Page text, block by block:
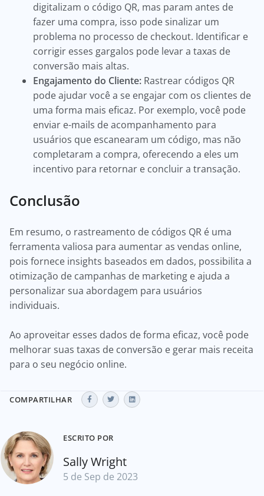
digitalizam o código QR, mas param antes de
fazer uma compra, isso pode sinalizar um
problema no processo de checkout. Identificar e
corrigir esses gargalos pode levar a taxas de
conversão mais altas.
Engajamento do Cliente: Rastrear códigos QR
pode ajudar você a se engajar com os clientes de
uma forma mais eficaz. Por exemplo, você pode
enviar e-mails de acompanhamento para
usuários que escanearam um código, mas não
completaram a compra, oferecendo a eles um
incentivo para retornar e concluir a transação.
Conclusão
Em resumo, o rastreamento de códigos QR é uma
ferramenta valiosa para aumentar as vendas online,
pois fornece insights baseados em dados, possibilita a
otimização de campanhas de marketing e ajuda a
personalizar sua abordagem para usuários
individuais.
Ao aproveitar esses dados de forma eficaz, você pode
melhorar suas taxas de conversão e gerar mais receita
para o seu negócio online.
COMPARTILHAR
ESCRITO POR
Sally Wright
5 de Sep de 2023